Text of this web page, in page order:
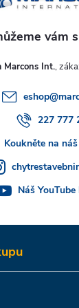
Marcons Int.
eshop@
227 777
Koukněte na
Náš